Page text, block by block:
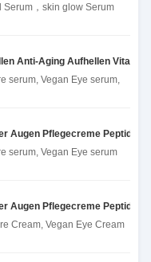
，skin glow Serum
Anti-Aging Aufhellen
Vegan Eye serum,
Augen Pflegecreme Peptid
Vitamin C Eye serum, Eye Care serum, Vegan Eye serum
Augen Pflegecreme Peptid
Vitamin C Eye Cream, Eye Care Cream, Vegan Eye Cream